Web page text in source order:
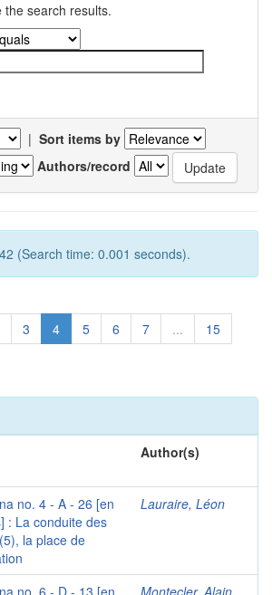
the search results.
| Sort items by
Authors/record
(Search time: 0.001 seconds).
3 4 5 6 7 ...
15
Author(s)
no. 4 - A - 26 [en
: La conduite des
la place de
Lauraire, Léon